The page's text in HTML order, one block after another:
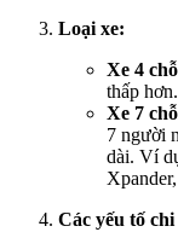
Loại xe:
Xe 4
thấp
Xe 7
7 người
dài. Ví
Các yếu tố